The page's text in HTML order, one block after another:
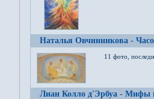
Наталья Овчинникова -
11 фото,
Лиан Колло д'Эрбуа - Мифы